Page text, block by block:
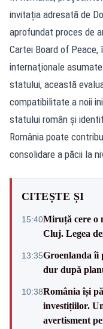
invitația adresată de
aprofundat proces de
Cartei Board of
internaţionale
statului, această
compatibilitate a noii
statului român și
România poate
consolidare a păcii la
CITEȘTE ȘI
15:40Miruță cere o
Cluj. Legea
13:35Groenlanda îi
dur după
10:38România își
investițiilor.
avertisment